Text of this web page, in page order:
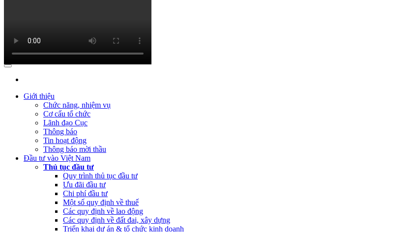
(Thứ Hai, 20/03/2023 05:26)Báo cáo tình hình thực hiện dự toán NSNN Quý 4 và cả năm 2022
(Thứ Hai, 20/03/2023 05:17)
Giới thiệu
Chức năng, nhiệm vụ
Cơ cấu tổ chức
Lãnh đạo Cục
Thông báo
Tin hoạt động
Thông báo mời thầu
Đầu tư vào Việt Nam
Thủ tục đầu tư
Quy trình thủ tục đầu tư
Ưu đãi đầu tư
Chi phí đầu tư
Một số quy định về thuế
Các quy định về lao động
Các quy định về đất đai, xây dựng
Triển khai dự án & tổ chức kinh doanh